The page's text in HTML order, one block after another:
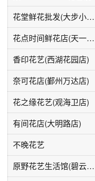
花堂鲜花批发(大步小区店)
花点时间鲜花店(天一广场店)
香印花艺(西湖花园店)
奈可花店(鄞州万达店)
花之缘花艺(观海卫店)
有间花店(大明路店)
不晚花艺
原野花艺生活馆(碧云天店)